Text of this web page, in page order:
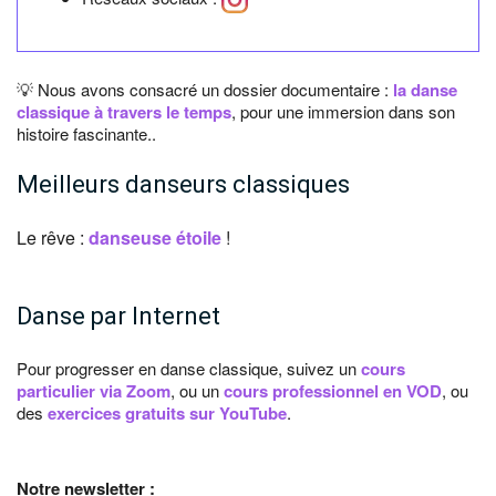
💡 Nous avons consacré un dossier documentaire : la danse
classique à travers le temps, pour une immersion dans son
histoire fascinante..
Meilleurs danseurs classiques
Le rêve : danseuse étoile !
Danse par Internet
Pour progresser en danse classique, suivez uncours
particulier via Zoom, ou uncours professionnel en VOD, ou
des exercices gratuits sur YouTube.
Notre newsletter :